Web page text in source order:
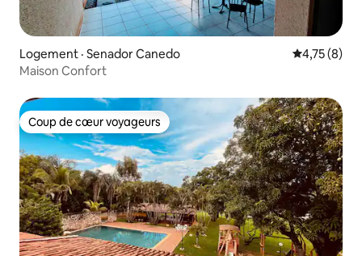
Logement · Senador Canedo Note
4,75 (8)
Maison Confort
Coup de cœur voyageurs
Coup de cœur voyageurs